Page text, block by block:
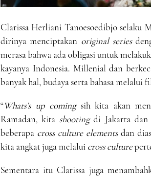
Clarissa Herliani Tanoesoedibjo selaku
dirinya menciptakan original series
merasa bahwa ada obligasi untuk
kayanya Indonesia. Millenial dan
banyak hal, budaya serta bahasa melalui
“Whats’s up comingsih kita akan
Ramadan, kita shootingdi Jakarta dan
beberapa cross culture elementsdan
kita angkat juga melalui cross culture
Sementara itu Clarissa juga